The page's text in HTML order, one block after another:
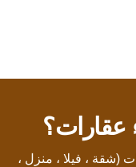
عقارات؟
(شقة ، فيلا ، منزل ،